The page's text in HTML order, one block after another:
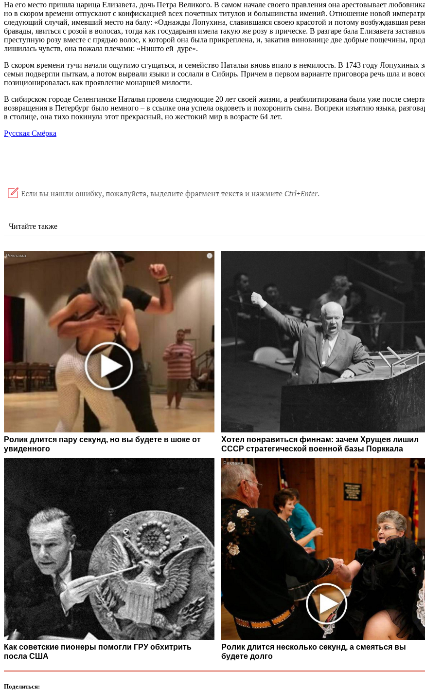
На его место пришла царица Елизавета, дочь Петра Великого. В самом начале своего правления она арестовывает
но в скором времени отпускают с конфискацией всех почетных титулов и большинства имений. Отношение новой
следующий случай, имевший место на балу: «Однажды Лопухина, славившаяся своею красотой и потому возбуждавшая
бравады, явиться с розой в волосах, тогда как государыня имела такую же розу в прическе. В разгаре бала Елизавета
преступную розу вместе с прядью волос, к которой она была прикреплена, и, закатив виновнице две добрые пощечины,
лишилась чувств, она пожала плечами: «Ништо ей дуре».
В скором времени тучи начали ощутимо сгущаться, и семейство Натальи вновь впало в немилость. В 1743 году Лопухиных
семьи подвергли пыткам, а потом вырвали языки и сослали в Сибирь. Причем в первом варианте приговора речь шла и
позиционировалась как проявление монаршей милости.
В сибирском городе Селенгинске Наталья провела следующие 20 лет своей жизни, а реабилитирована была уже после
возвращения в Петербург было немного – в ссылке она успела овдоветь и похоронить сына. Вопреки изъятию языка,
в столице, она тихо покинула этот прекрасный, но жестокий мир в возрасте 64 лет.
Русская Смёрка
Читайте также
i
Ролик длится пару секунд, но вы будете в шоке от
увиденного
Хотел понравиться финнам: зачем Хрущев лишил
СССР стратегической военной базы Порккала
Как советские пионеры помогли ГРУ обхитрить
посла США
Ролик длится несколько секунд, а смеяться вы
будете долго
Поделиться: